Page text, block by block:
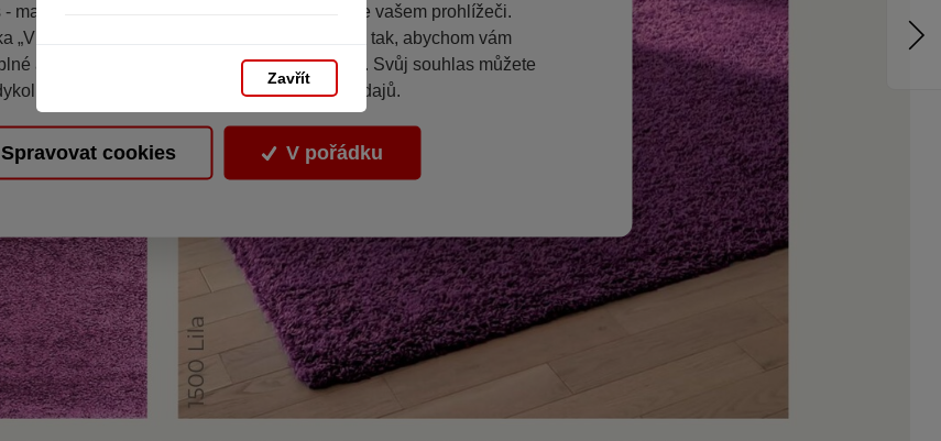
Zavřít
malých souborů, které se dočasně ukládají ve vašem prohlížeči.
„V pořádku“ souhlasíte s nastavením cookies tak, abychom vám
a užitečné služby na základě vašich údajů. Svůj souhlas můžete
změnit na stránce zpracování osobních údajů.
Spravovat cookies V pořádku